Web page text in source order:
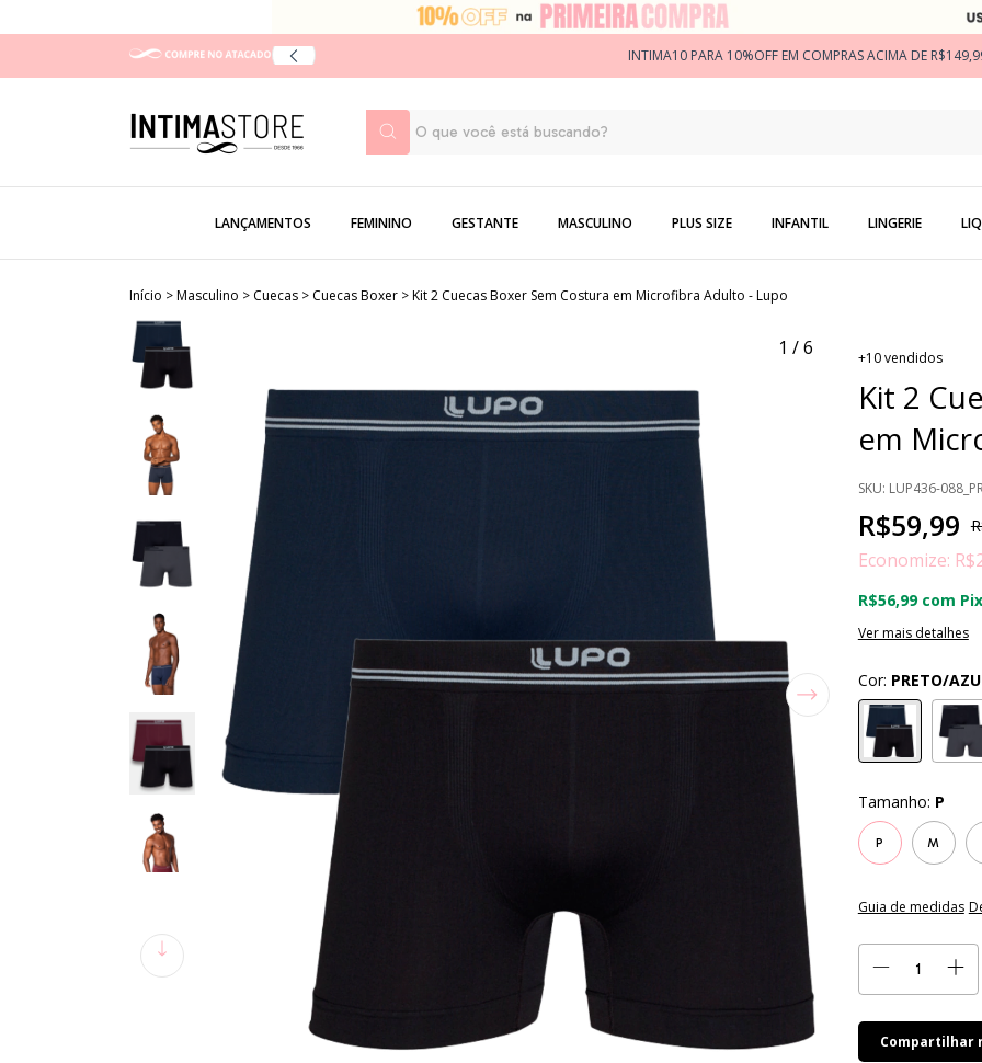
INTIMA10 PARA 10%OFF EM COMPRAS ACIMA DE
LANÇAMENTOS FEMININO GESTANTE MASCULINO PLUS SIZE INFANTIL LINGERIE
Início >Masculino > Cuecas > Cuecas Boxer >Kit 2 Cuecas Boxer Sem Costura em Microfibra Adulto - Lupo
1 /6 +10 vendidos
Kit 2
em
SKU: LUP436-
R$59,99
Economize:
R$56,99 com Pix
Ver mais detalhes
Cor: PRETO/
Tamanho: P
P M
Guia de medidas
Compartilhar